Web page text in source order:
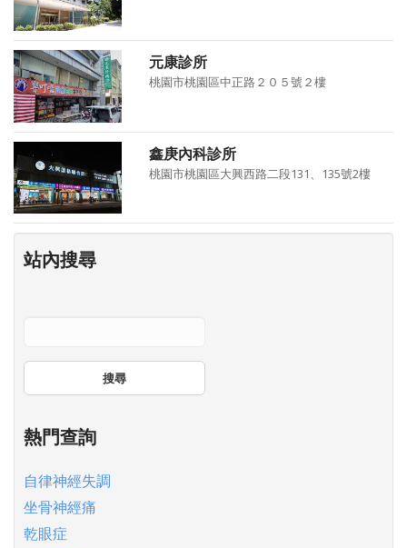
元康診所
桃園市桃園區中正路２０５號２樓
鑫庚內科診所
桃園市桃園區大興西路二段131、135號2樓
站內搜尋
搜尋
熱門查詢
自律神經失調
坐骨神經痛
乾眼症